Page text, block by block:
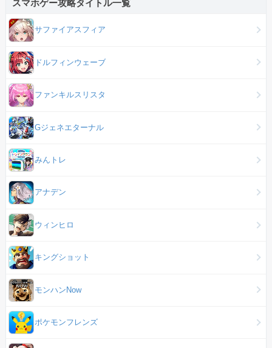
スマホゲー攻略タイトル一覧
サファイアスフィア
ドルフィンウェーブ
ファンキルスリスタ
Gジェネエターナル
みんトレ
アナデン
ウィンヒロ
キングショット
モンハンNow
ポケモンフレンズ